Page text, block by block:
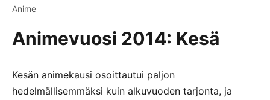
Anime
Animevuosi 2014: Kesä
Kesän animekausi osoittautui paljon
hedelmällisemmäksi kuin alkuvuoden tarjonta, ja